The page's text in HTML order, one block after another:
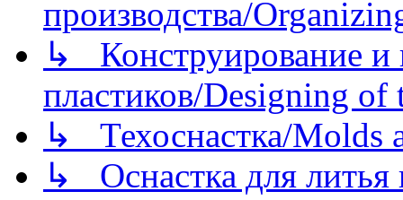
производства/
↳ Конструирование и
пластиков/Designing of
↳ Техоснастка/Molds
↳ Оснастка для литья